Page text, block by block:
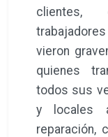
clientes,
vieron
quienes
todos sus
y locales
reparación,